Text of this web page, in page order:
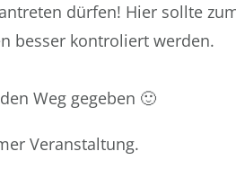
dürfen! Hier sollte
besser
Weg gegeben 🙂
Veranstaltung.